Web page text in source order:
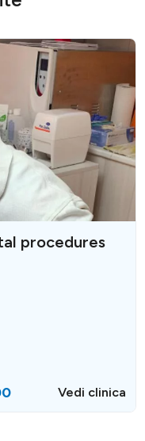
procedures
Vedi clinica